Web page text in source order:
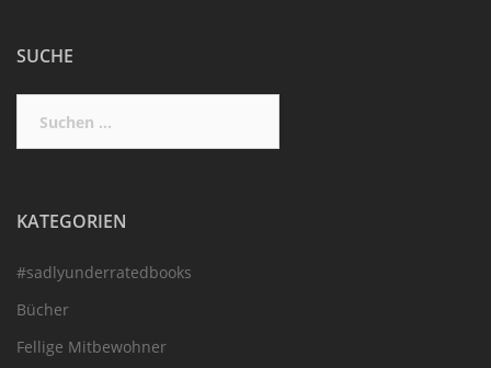
SUCHE
nach:
KATEGORIEN
#sadlyunderratedbooks
Bücher
Fellige Mitbewohner